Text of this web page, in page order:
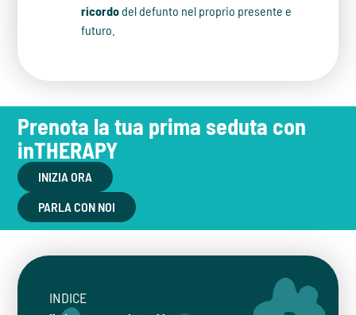
ricordodel defunto nel proprio presente e
futuro.
Prenota la tua prima seduta con
inTHERAPY
INIZIA ORA
PARLA CON NOI
INDICE